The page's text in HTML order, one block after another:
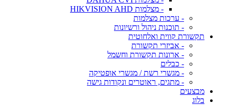
- מצלמות HIKVISION AHD
- ערכות מצלמות
- תוכנות ניהול ורשיונות
תקשורת קווית ואלחוטית
- אביזרי תקשורת
- ארונות תקשורת וחשמל
- כבלים
- מגשרי רשת / מגשרי אופטיקה
- מתגים, ראוטרים ונקודות גישה
מבצעים
בלוג